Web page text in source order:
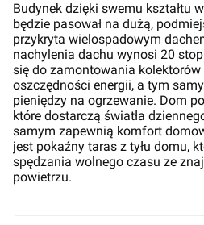
Budynek dzięki swemu kształtu
będzie pasował na dużą,
przykryta wielospadowym
nachylenia dachu wynosi 20
się do zamontowania kolektorów
oszczędności energii, a tym
pieniędzy na ogrzewanie. Dom
które dostarczą światła
samym zapewnią komfort
jest pokaźny taras z tyłu domu,
spędzania wolnego czasu ze
powietrzu.